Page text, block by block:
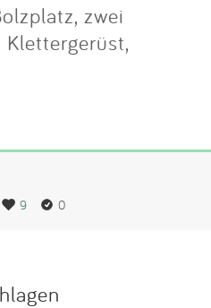
zwei
Klettergerüst,
9 0